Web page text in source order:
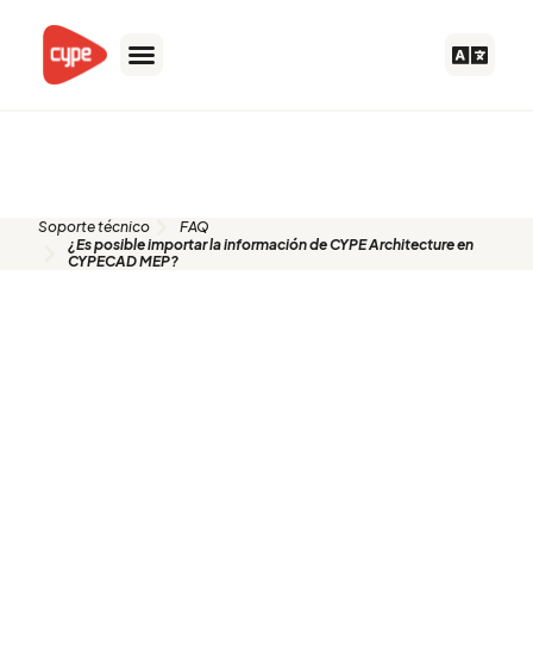
contenido
Soporte técnico
FAQ
¿Es posible importar la información de CYPE Architecture en
CYPECAD MEP?